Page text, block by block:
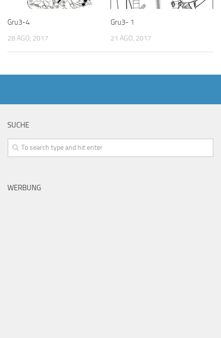
Gru3-4
28 AGO, 2017
Gru3- 1
21 AGO, 2017
SUCHE
WERBUNG